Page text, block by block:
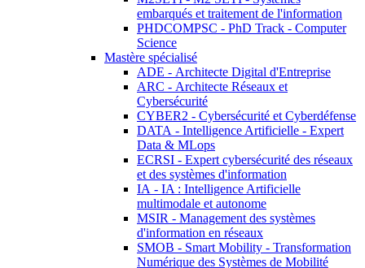
embarqués et traitement de l'information
PHDCOMPSC - PhD Track - Computer
Science
Mastère spécialisé
ADE - Architecte Digital d'Entreprise
ARC - Architecte Réseaux et
Cybersécurité
CYBER2 - Cybersécurité et Cyberdéfense
DATA - Intelligence Artificielle - Expert
Data & MLops
ECRSI - Expert cybersécurité des réseaux
et des systèmes d'information
IA - IA : Intelligence Artificielle
multimodale et autonome
MSIR - Management des systèmes
d'information en réseaux
SMOB - Smart Mobility - Transformation
Numérique des Systèmes de Mobilité